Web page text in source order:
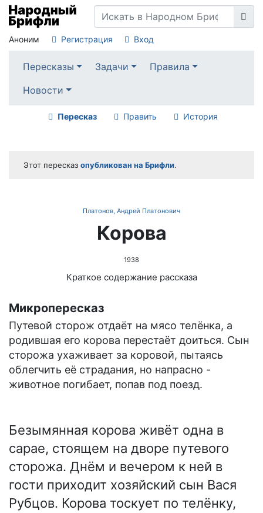
Аноним Регистрация Вход
Пересказы Задачи
Правила
Новости
Пересказ Править История
Этот пересказ опубликован на Брифли.
Платонов, Андрей Платонович
Корова
1938
Краткое содержание рассказа
Микропересказ
Путевой сторож отдаёт на мясо телёнка, а
родившая его корова перестаёт доиться. Сын
сторожа ухаживает за коровой, пытаясь
облегчить её страдания, но напрасно -
животное погибает, попав под поезд.
Безымянная корова живёт одна в
сарае, стоящем на дворе путевого
сторожа. Днём и вечером к ней в
гости приходит хозяйский сын Вася
Рубцов. Корова тоскует по телёнку,